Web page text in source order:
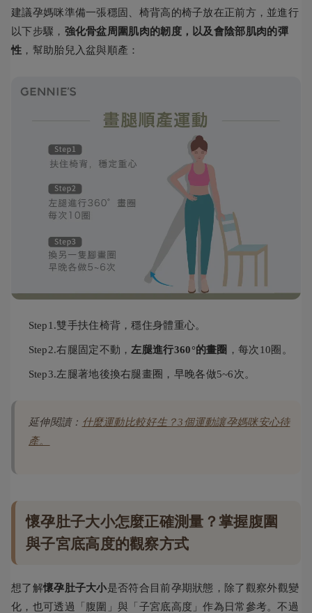
建議孕媽咪準備一張穩固、椅背高的椅子放在正前方，並進行
以下步驟， 強化骨盆周圍肌肉的韌度，以及會陰部肌肉的彈
性 ，幫助胎兒入盆與順產：
Step1.雙手扶住椅背，穩住身體重心。
Step2.右腿固定不動， 左腿進行360°的畫圈 ，每次10圈。
Step3.左腿著地後換右腿畫圈，早晚各做5~6次。
延伸閱讀： 什麼運動比較好生？3個運動讓孕媽咪安心待
產。
懷孕肚子大小怎麼正確測量？掌握腹圍
與子宮底高度的觀察方式
想了解懷孕肚子大小是否符合目前孕期狀態，除了觀察外觀變
化，也可透過「腹圍」與「子宮底高度」作為日常參考。不過